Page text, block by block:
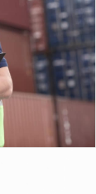
la sécurité des